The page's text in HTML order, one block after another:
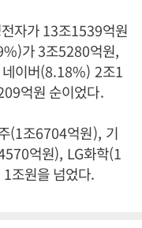
자가13조1539억원
가3조5280억원,
네이버(8.18%) 2조1
억원 순이었다.
(1조6704억원), 기
억원), LG화학(1
1조원을 넘었다.